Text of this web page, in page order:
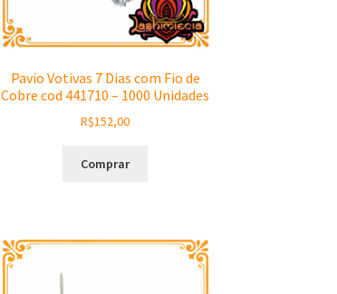
Pavio Votivas 7 Dias com Fio de
Cobre cod 441710 – 1000 Unidades
R$152,00
Comprar